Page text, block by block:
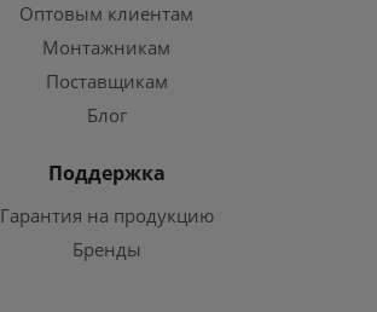
Оптовым клиентам
Монтажникам
Поставщикам
Блог
Поддержка
Гарантия на продукцию
Бренды